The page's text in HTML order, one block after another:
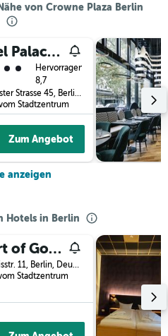
von Crowne Plaza Berlin
Hotel Palace Berlin
5
Hervorragend
8,7
Budapester Strasse 45, Berlin, Deutschland
Stadtzentrum
Zum Angebot
anzeigen
Hotels in Berlin
Heart of Gold Hostel & Capsules Berlin
Johannisstr. 11, Berlin, Deutschland
Stadtzentrum